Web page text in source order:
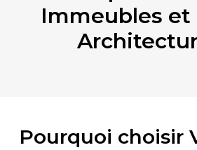
pour l’Habitat
Immeubles et
Pourquoi choisir